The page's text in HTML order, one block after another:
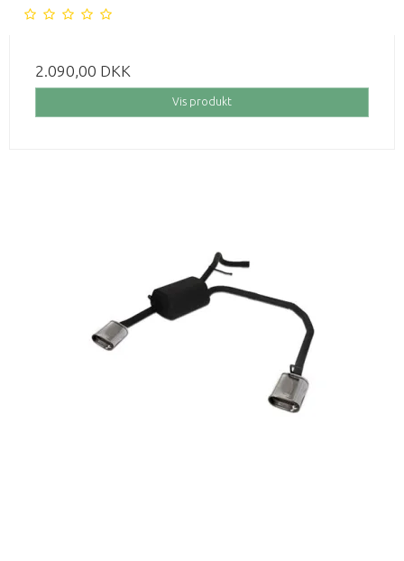
2.090,00 DKK
Vis produkt